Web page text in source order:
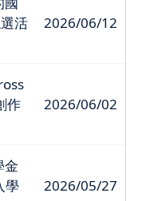
活
2026/06/12
作
2026/06/02
金
學
2026/05/27